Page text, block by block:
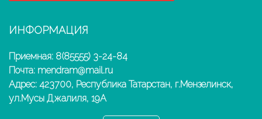
ИНФОРМАЦИЯ
Приемная: 8(85555) 3-24-84
Почта: mendram@mail.ru
Адрес: 423700, Республика Татарстан, г.Мензелинск,
ул.Мусы Джалиля, 19А